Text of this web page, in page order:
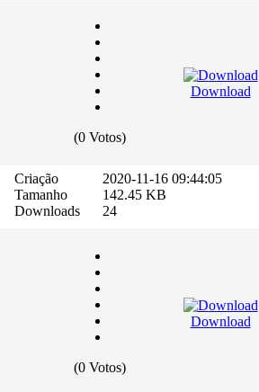
(0 Votos)
Download
Criação
Tamanho
Downloads
2020-11-16 09:44:05
142.45 KB
24
(0 Votos)
Download